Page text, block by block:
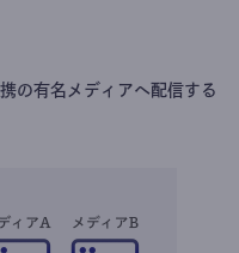
の有名メディアへ配信する